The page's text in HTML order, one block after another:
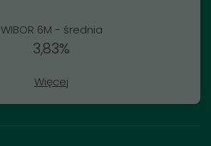
WIBOR 6M - średnia
3,83%
Więcej